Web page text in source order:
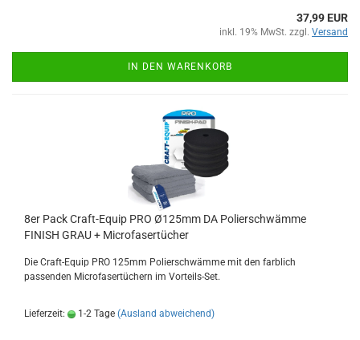
37,99 EUR
inkl. 19% MwSt. zzgl. Versand
IN DEN WARENKORB
8er Pack Craft-Equip PRO Ø125mm DA Polierschwämme
FINISH GRAU + Microfasertücher
Die Craft-Equip PRO 125mm Polierschwämme mit den farblich
passenden Microfasertüchern im Vorteils-Set.
Lieferzeit: 1-2 Tage (Ausland abweichend)